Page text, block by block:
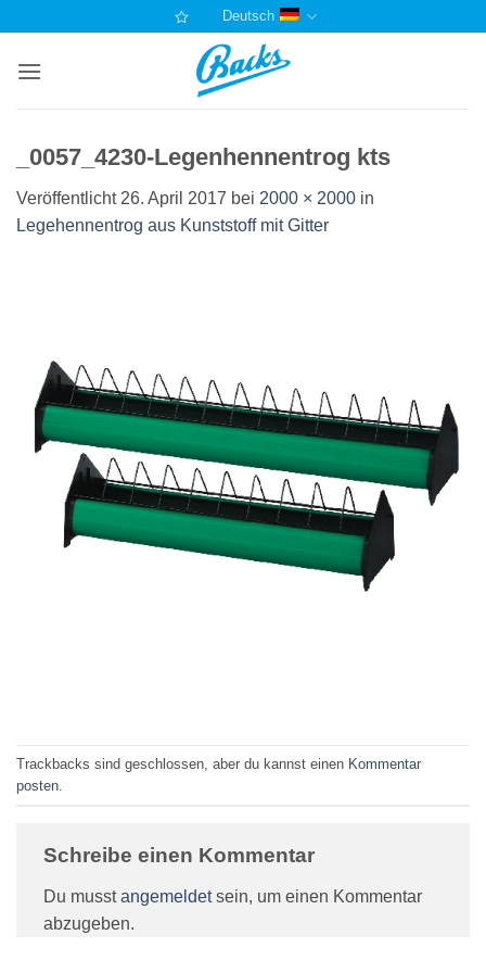
springen
Deutsch
_0057_4230-Legenhennentrog kts
Veröffentlicht 26. April 2017 bei 2000 × 2000 in
Legehennentrog aus Kunststoff mit Gitter
Trackbacks sind geschlossen, aber du kannst einen Kommentar
posten
Schreibe einen Kommentar
Du musstangemeldetsein, um einen Kommentar
abzugeben.